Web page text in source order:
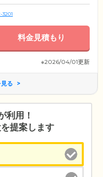
3201
料金見積もり
※2026/04/01更新
る
利用！
提案します